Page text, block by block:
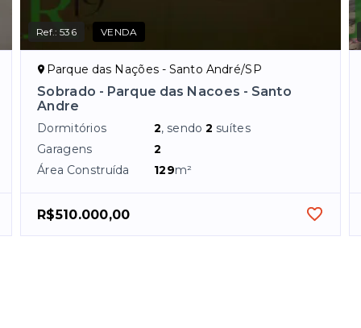
Ref.:536 VENDA
Parque das Nações - Santo André/SP
Sobrado - Parque das Nacoes - Santo
Andre
Dormitórios 2, sendo2 suítes
Garagens
2
Área Construída
129m²
R$510.000,00